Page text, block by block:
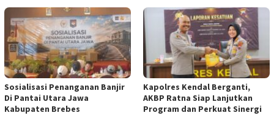
Sosialisasi Penanganan Banjir
Di Pantai Utara Jawa
Kabupaten Brebes
Kapolres Kendal Berganti,
AKBP Ratna Siap Lanjutkan
Program dan Perkuat Sinergi